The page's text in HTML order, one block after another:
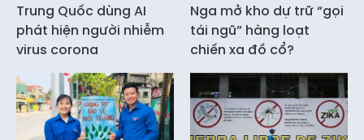
Trung Quốc dùng AI
phát hiện người nhiễm
virus corona
Nga mở kho dự trữ “gọi
tái ngũ” hàng loạt
chiến xa đồ cổ?